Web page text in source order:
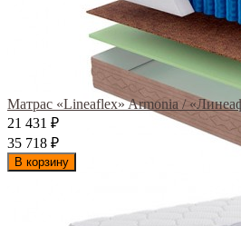
Матрас «Lineaflex» Armonia /
21 431
₽
35 718 ₽
В корзину